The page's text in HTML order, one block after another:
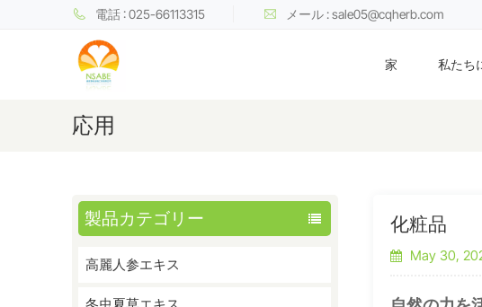
電話 : 025-66113315 メール : sale05@cqherb.com
家 私たち
応用
製品カテゴリー
高麗人参エキス
化粧品
May 30,